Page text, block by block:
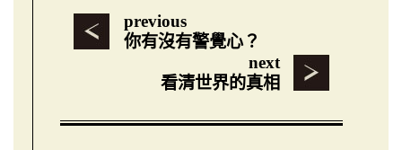
previous
你有沒有警覺心？
next
看清世界的真相